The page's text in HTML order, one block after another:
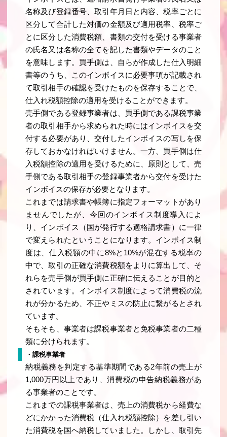
名称及び登録番号、取引年月日と内容、税率ごとに
区分して合計した対価の金額及び適用税率、税率ご
とに区分した消費税額、書類の交付を受ける事業者
の氏名又は名称の全てを記した書類やデータのこと
を意味します。買手側は、自らが作成した仕入明細
書等のうち、このインボイスに必要事項が記載され
て取引相手の確認を受けたものを保存することで、
仕入れ税額控除の適用を受けることができます。
売手側である登録事業者は、買手側である課税事業
者の取引相手から求められた時にはインボイスを交
付する必要があり、交付したインボイスの写しを保
存しておかなければいけません。一方、買手側は仕
入税額控除の適用を受けるために、原則として、売
手側である取引相手の登録事業者から交付を受けた
インボイスの保存が必要となります。
これまでは請求書や帳簿に指定フォーマットがあり
ませんでしたが、今回のインボイス制度導入によ
り、インボイス（国が発行する適格請求書）に一律
で変えられたということになります。インボイス制
度は、仕入税額の中に8%と10%が混在する税率の
中で、取引の正確な消費税額をよりに算出して、そ
れらを売手側が買手側に正確に伝えることが目的と
されています。インボイス制度によって消費税の流
れが分かるため、不正やミスの防止に繋がるとされ
ています。
そもそも、事業者は課税事業者と免税事業者の二種
類に分けられます。
・課税事業者
納税義務を判定する基準期間である2年前の売上が
1,000万円以上であり、消費税の申告納税義務があ
る事業者のことです。
これまでの課税事業者は、売上の消費税から経費な
どにかかった消費税（仕入れ税額控除）を差し引い
た消費税を国へ納税していました。しかし、取引先